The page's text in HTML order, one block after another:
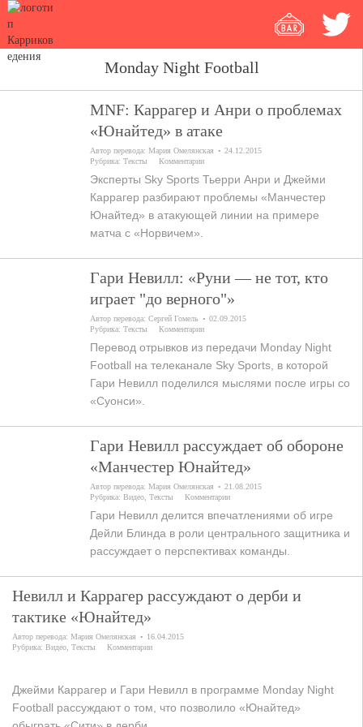
Monday Night Football
MNF: Каррагер и Анри о проблемах
«Юнайтед» в атаке
Автор перевода:Мария Омелянская
24.12.2015
Рубрика:Тексты Комментарии
Эксперты Sky Sports Тьерри Анри и Джейми
Каррагер разбирают проблемы «Манчестер
Юнайтед» в атакующей линии на примере
матча с «Норвичем».
Гари Невилл: «Руни — не тот, кто
играет "до верного"»
Автор перевода:Сергей Гомель
02.09.2015
Рубрика:Тексты Комментарии
Перевод отрывков из передачи Monday Night
Football на телеканале Sky Sports, в которой
Гари Невилл поделился мыслями после игры со
«Суонси».
Гари Невилл рассуждает об обороне
«Манчестер Юнайтед»
Автор перевода:Мария Омелянская
21.08.2015
Рубрика:Видео ,Тексты Комментарии
Гари Невилл делится впечатлениями об игре
Дейли Блинда в роли центрального защитника и
рассуждает о перспективах команды.
Невилл и Каррагер рассуждают о дерби и
тактике «Юнайтед»
Автор перевода: Мария Омелянская
16.04.2015
Рубрика: Видео Тексты Комментарии
Джейми Каррагер и Гари Невилл в программе Monday Night
Football рассуждают о том, что позволило «Юнайтед»